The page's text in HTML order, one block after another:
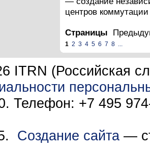
центров
Страницы
1 2 3 4 5 6 7 8 ...
ITRN (Российская
Телефон: +7 495
Создание сайта —